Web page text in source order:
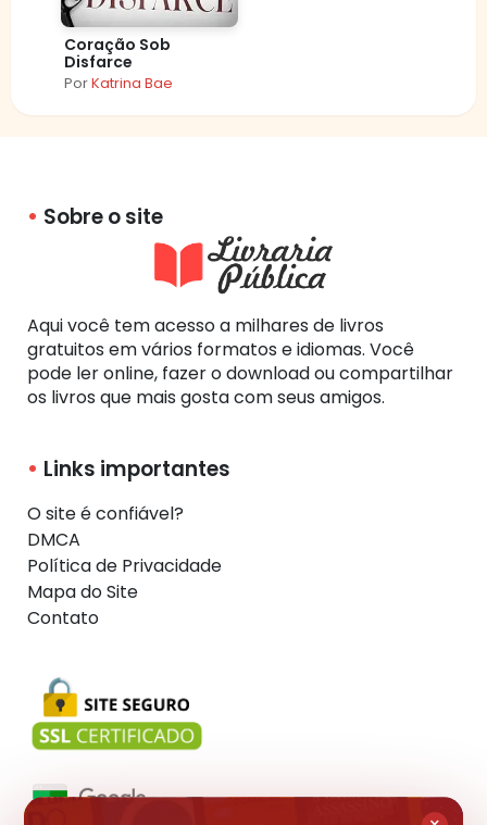
Coração Sob
Disfarce
PorKatrina Bae
Sobre o site
Aqui você tem acesso a milhares de livros
gratuitos em vários formatos e idiomas. Você
pode ler online, fazer o download ou compartilhar
os livros que mais gosta com seus amigos.
Links importantes
O site é confiável?
DMCA
Política de Privacidade
Mapa do Site
Contato